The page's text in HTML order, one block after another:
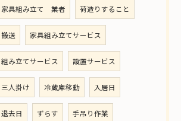
家具組み立て 業者 荷造りすること
搬送 家具組み立てサービス
組み立てサービス 設置サービス
三人掛け 冷蔵庫移動 入居日
退去日 ずらす 手吊り作業